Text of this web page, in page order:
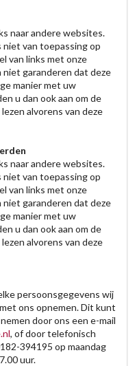
naar andere websites.
niet van toepassing op
van links met onze
garanderen dat deze
manier met uw
u dan ook aan om de
alvorens van deze
naar andere websites.
niet van toepassing op
van links met onze
garanderen dat deze
manier met uw
u dan ook aan om de
alvorens van deze
persoonsgegevens wij
ons opnemen. Dit kunt
door ons een e-mail
, of door telefonisch
394195 op maandag
uur.